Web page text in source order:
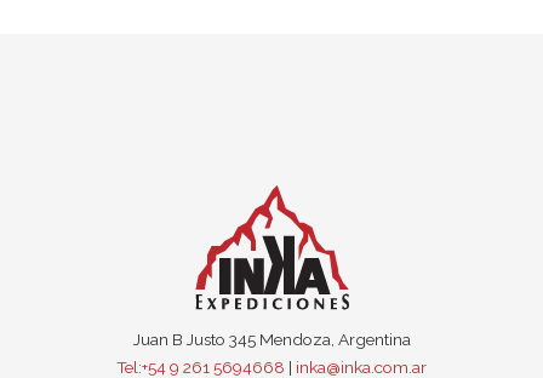
Juan B Justo 345 Mendoza, Argentina
Tel:+54 9 261 5694668 | inka@inka.com.ar